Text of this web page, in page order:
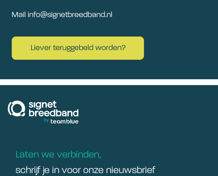
Mail info@signetbreedband.nl
Liever teruggebeld worden?
Laten we verbinden,
schrijf je in voor onze nieuwsbrief